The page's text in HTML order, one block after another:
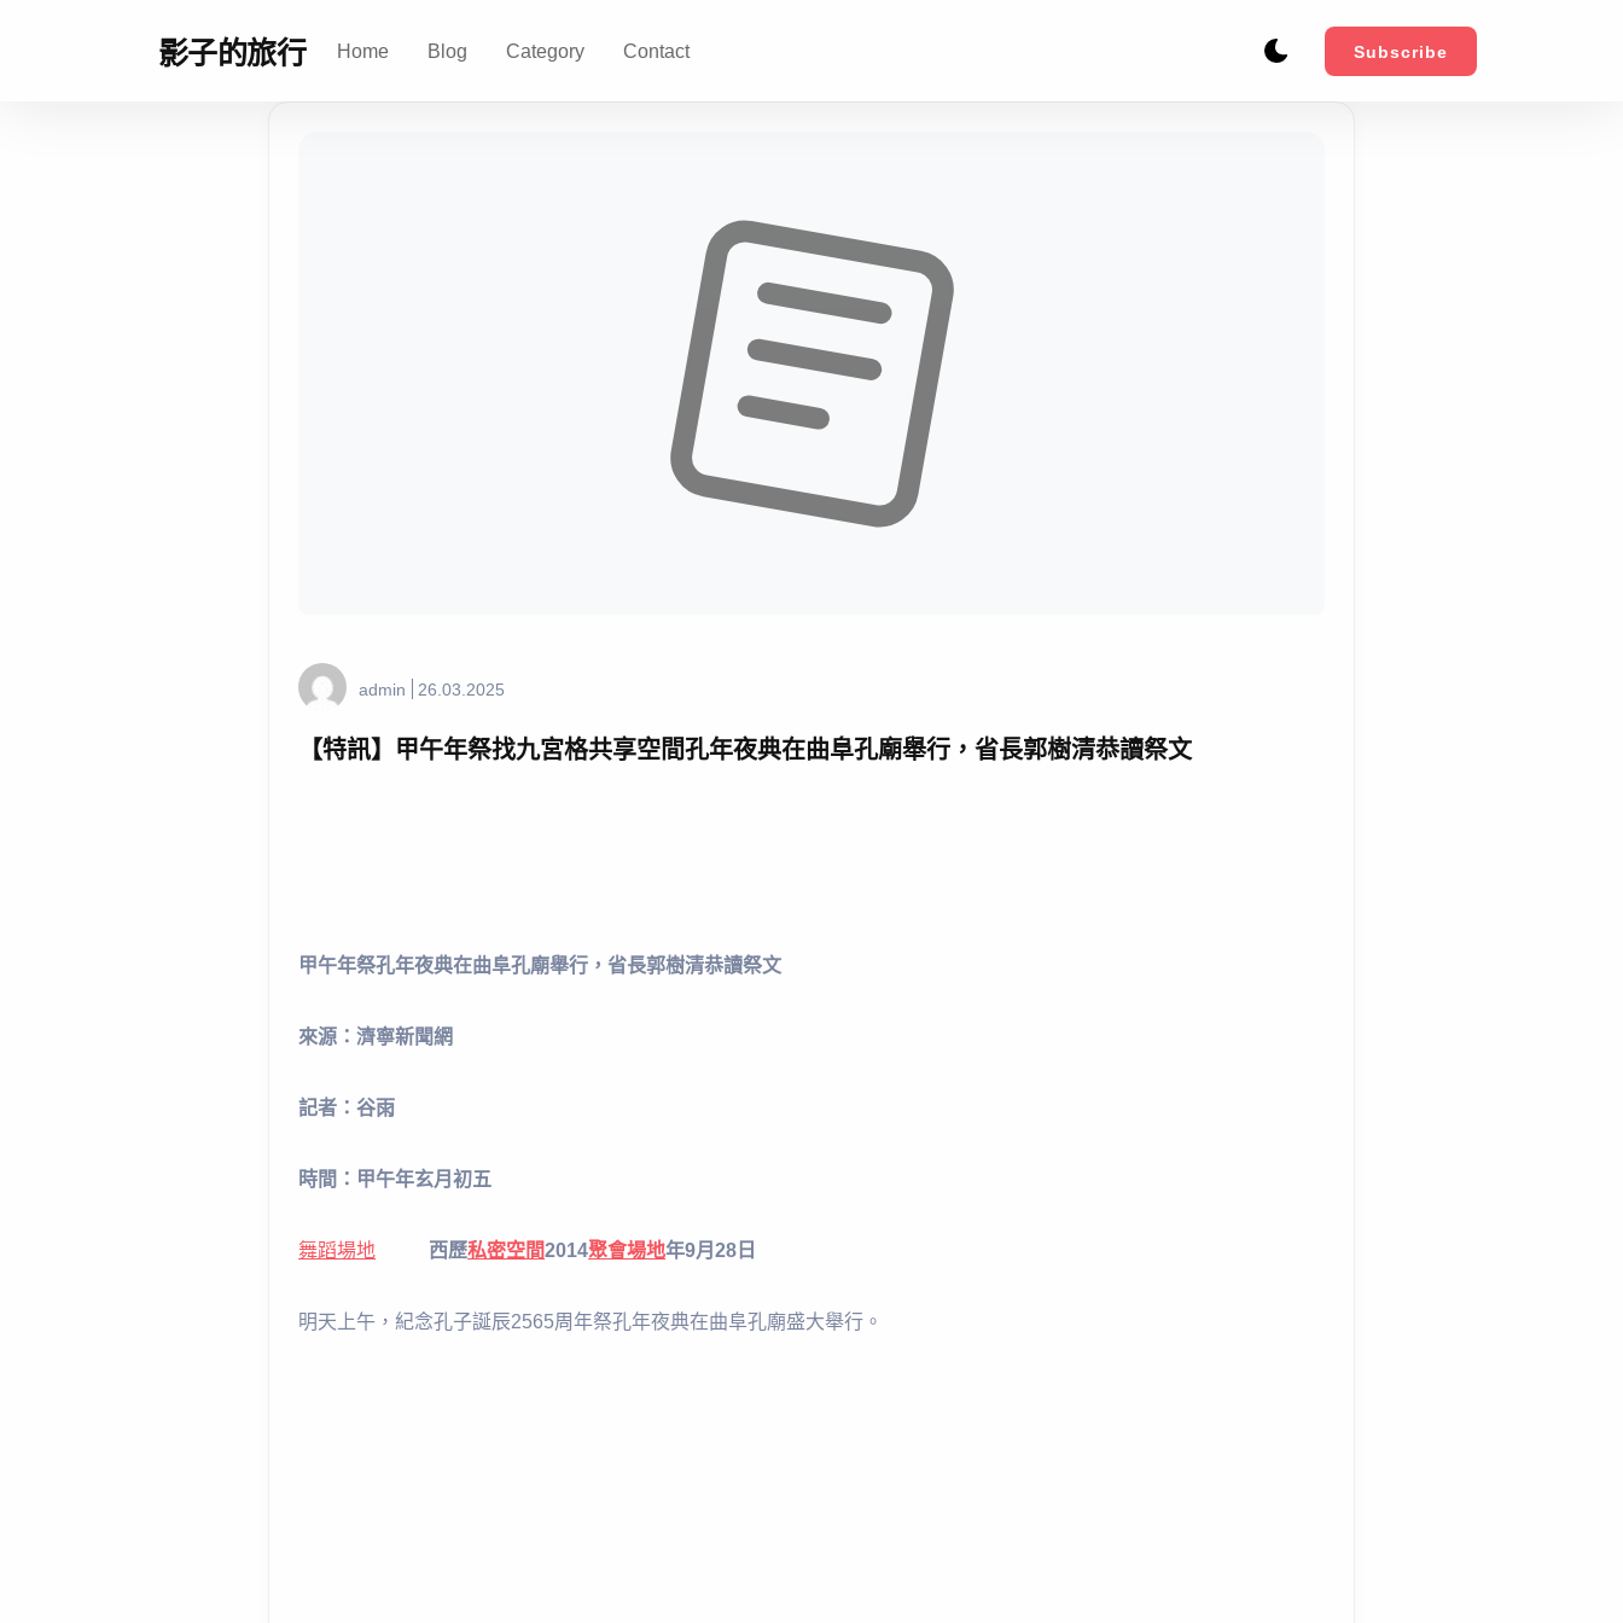
影子的旅行 Home Blog Category Contact Subscribe
admin 26.03.2025
【特訊】甲午年祭找九宮格共享空間孔年夜典在曲阜孔廟舉行，省長郭樹清恭讀祭文
甲午年祭孔年夜典在曲阜孔廟舉行，省長郭樹清恭讀祭文
來源：濟寧新聞網
記者：谷雨
時間：甲午年玄月初五
舞蹈場地 西歷私密空間2014聚會場地年9月28日
明天上午，紀念孔子誕辰2565周年祭孔年夜典在曲阜孔廟盛大舉行。